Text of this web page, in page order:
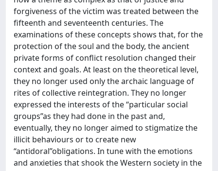
forgiveness of the victim was treated between the
fifteenth and seventeenth centuries. The
examinations of these concepts shows that, for the
protection of the soul and the body, the ancient
private forms of conflict resolution changed their
context and goals. At least on the theoretical level,
they no longer used only the archaic language of
rites of collective reintegration. They no longer
expressed the interests of the “particular social
groups”as they had done in the past and,
eventually, they no longer aimed to stigmatize the
illicit behaviours or to create new
“antidoral”obligations. In tune with the emotions
and anxieties that shook the Western society in the